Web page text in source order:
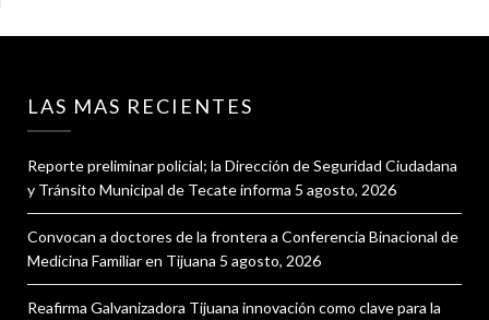
LAS MAS RECIENTES
Reporte preliminar policial; la Dirección de Seguridad Ciudadana
y Tránsito Municipal de Tecate informa 5 agosto, 2026
Convocan a doctores de la frontera a Conferencia Binacional de
Medicina Familiar en Tijuana 5 agosto, 2026
Reafirma Galvanizadora Tijuana innovación como clave para la